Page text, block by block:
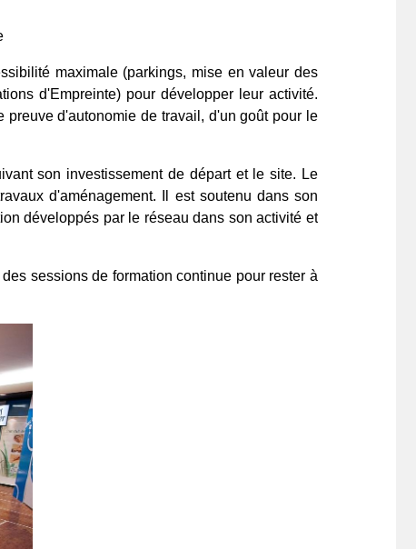
maximale (parkings, mise en valeur des
d'Empreinte) pour développer leur activité.
d'autonomie de travail, d'un goût pour le
son investissement de départ et le site. Le
d'aménagement. Il est soutenu dans son
développés par le réseau dans son activité et
sessions de formation continue pour rester à